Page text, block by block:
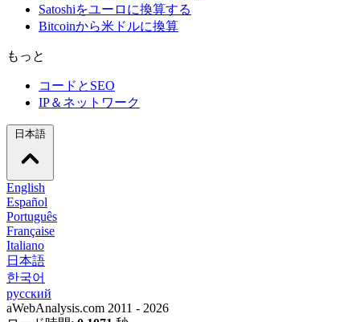
Satoshiをユーロに換算する
Bitcoinから米ドルに換算
もっと
コードとSEO
IP＆ネットワーク
English
Español
Português
Française
Italiano
日本語
한국어
русский
aWebAnalysis.com 2011 - 2026